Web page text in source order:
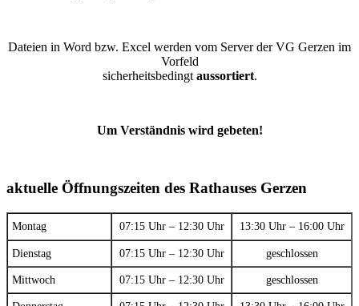
Dateien in Word bzw. Excel werden vom Server der VG Gerzen im
Vorfeld
sicherheitsbedingt aussortiert.
Um Verständnis wird gebeten!
aktuelle Öffnungszeiten des Rathauses Gerzen
Montag 07:15 Uhr – 12:30 Uhr 13:30 Uhr – 16:00 Uhr
Dienstag 07:15 Uhr – 12:30 Uhr geschlossen
Mittwoch 07:15 Uhr – 12:30 Uhr geschlossen